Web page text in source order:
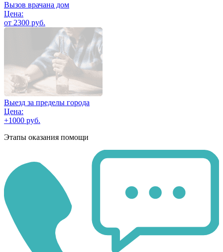
Вызов врачана дом
Цена:
от 2300 руб.
Выезд за пределы города
Цена:
+1000 руб.
Этапы оказания помощи